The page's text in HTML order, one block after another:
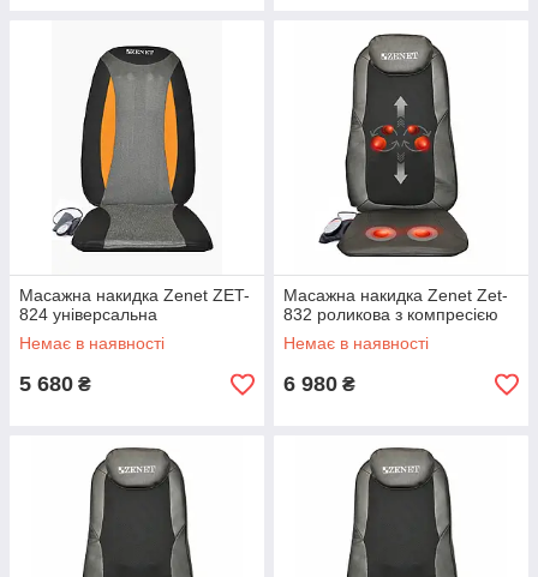
Масажна накидка Zenet ZET-
824 універсальна
Немає в наявності
5 680 ₴
Масажна накидка Zenet Zet-
832 роликова з компресією
Немає в наявності
6 980 ₴